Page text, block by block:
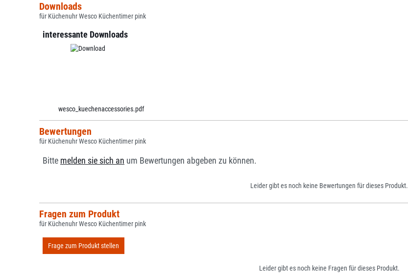
Downloads
für Küchenuhr Wesco Küchentimer pink
interessante Downloads
wesco_kuechenaccessories.pdf
Bewertungen
für Küchenuhr Wesco Küchentimer pink
Bitte melden sie sich an um Bewertungen abgeben zu können.
Leider gibt es noch keine Bewertungen für dieses Produkt.
Fragen zum Produkt
für Küchenuhr Wesco Küchentimer pink
Frage zum Produkt stellen
Leider gibt es noch keine Fragen für dieses Produkt.